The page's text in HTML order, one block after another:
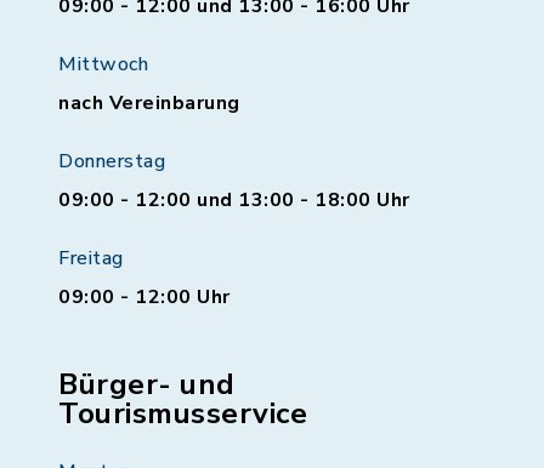
09:00 - 12:00 und 13:00 - 16:00 Uhr
Mittwoch
nach Vereinbarung
Donnerstag
09:00 - 12:00 und 13:00 - 18:00 Uhr
Freitag
09:00 - 12:00 Uhr
Bürger- und
Tourismusservice